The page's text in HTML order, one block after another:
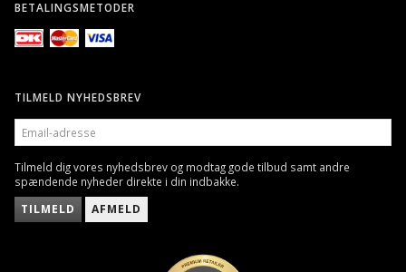
BETALINGSMETODER
TILMELD NYHEDSBREV
EMAIL-
ADRESSE
Tilmeld dig vores nyhedsbrev og modtag gode tilbud samt andre
spændende nyheder direkte i din indbakke.
TILMELD AFMELD